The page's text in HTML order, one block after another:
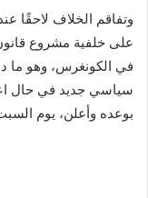
وتفاقم الخلاف لاحقًا
على خلفية مشروع
في الكونغرس، وهو ما
سياسي جديد في حال
بوعده وأعلن، يوم